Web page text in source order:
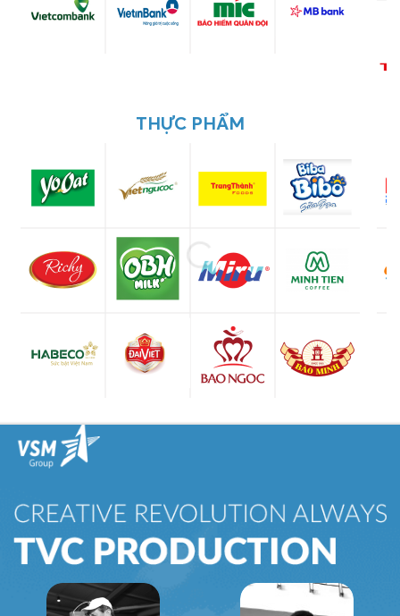
THỰC PHẨM